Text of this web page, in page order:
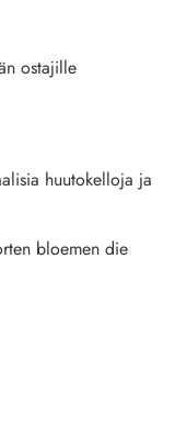
ostajille
huutokelloja ja
bloemen die